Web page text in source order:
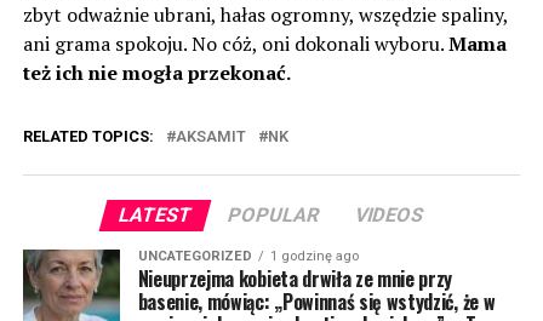
zbyt odważnie ubrani, hałas ogromny, wszędzie spaliny,
ani grama spokoju. No cóż, oni dokonali wyboru.Mama
też ich nie mogła przekonać.
RELATED TOPICS: AKSAMIT NK
LATEST POPULAR VIDEOS
UNCATEGORIZED 1 godzinę ago
Nieuprzejma kobieta drwiła ze mnie przy
basenie, mówiąc: „Powinnaś się wstydzić, że w